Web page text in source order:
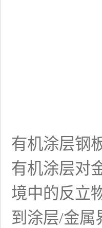
有机涂层钢
有机涂层对
境中的反立
到涂层/金属